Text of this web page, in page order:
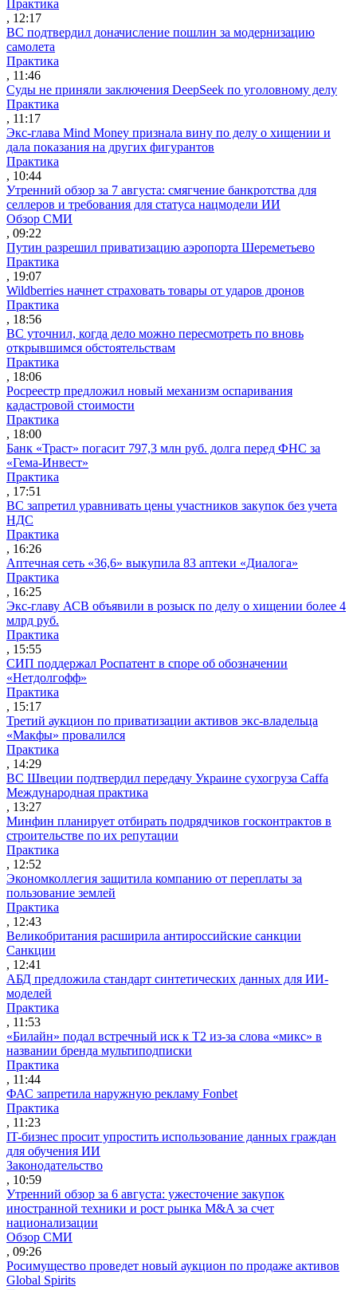
Практика
, 12:17
ВС подтвердил доначисление пошлин за модернизацию
самолета
Практика
, 11:46
Суды не приняли заключения DeepSeek по уголовному делу
Практика
, 11:17
Экс-глава Mind Money признала вину по делу о хищении и
дала показания на других фигурантов
Практика
, 10:44
Утренний обзор за 7 августа: смягчение банкротства для
селлеров и требования для статуса нацмодели ИИ
Обзор СМИ
, 09:22
Путин разрешил приватизацию аэропорта Шереметьево
Практика
, 19:07
Wildberries начнет страховать товары от ударов дронов
Практика
, 18:56
ВС уточнил, когда дело можно пересмотреть по вновь
открывшимся обстоятельствам
Практика
, 18:06
Росреестр предложил новый механизм оспаривания
кадастровой стоимости
Практика
, 18:00
Банк «Траст» погасит 797,3 млн руб. долга перед ФНС за
«Гема-Инвест»
Практика
, 17:51
ВС запретил уравнивать цены участников закупок без учета
НДС
Практика
, 16:26
Аптечная сеть «36,6» выкупила 83 аптеки «Диалога»
Практика
, 16:25
Экс-главу АСВ объявили в розыск по делу о хищении более 4
млрд руб.
Практика
, 15:55
СИП поддержал Роспатент в споре об обозначении
«Нетдолгофф»
Практика
, 15:17
Третий аукцион по приватизации активов экс-владельца
«Макфы» провалился
Практика
, 14:29
ВС Швеции подтвердил передачу Украине сухогруза Caffa
Международная практика
, 13:27
Минфин планирует отбирать подрядчиков госконтрактов в
строительстве по их репутации
Практика
, 12:52
Экономколлегия защитила компанию от переплаты за
пользование землей
Практика
, 12:43
Великобритания расширила антироссийские санкции
Санкции
, 12:41
АБД предложила стандарт синтетических данных для ИИ-
моделей
Практика
, 11:53
«Билайн» подал встречный иск к Т2 из-за слова «микс» в
названии бренда мультиподписки
Практика
, 11:44
ФАС запретила наружную рекламу Fonbet
Практика
, 11:23
IT-бизнес просит упростить использование данных граждан
для обучения ИИ
Законодательство
, 10:59
Утренний обзор за 6 августа: ужесточение закупок
иностранной техники и рост рынка M&A за счет
национализации
Обзор СМИ
, 09:26
Росимущество проведет новый аукцион по продаже активов
Global Spirits